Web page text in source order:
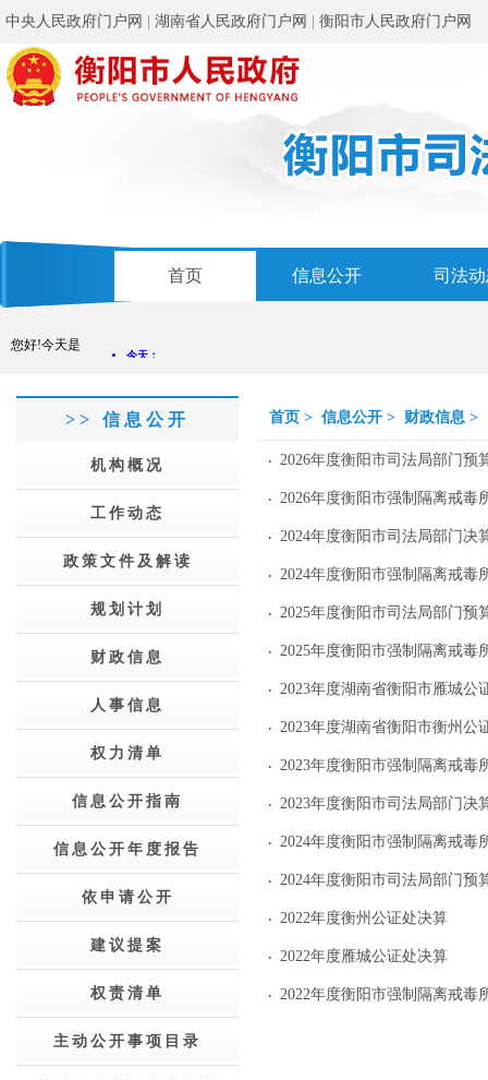
中央人民政府门户网 湖南省人民政府门户网 衡阳市人民政府门户网
首页 信息公开 司法
您好!今天是
>> 信息公开
机构概况
工作动态
政策文件及解读
规划计划
财政信息
人事信息
权力清单
信息公开指南
信息公开年度报告
依申请公开
建议提案
权责清单
主动公开事项目录
首页 > 信息公开 > 财政信息 >
2026年度衡阳市司法局部门预
2026年度衡阳市强制隔离戒毒
2024年度衡阳市司法局部门决
2024年度衡阳市强制隔离戒毒
2025年度衡阳市司法局部门预
2025年度衡阳市强制隔离戒毒
2023年度湖南省衡阳市雁城公
2023年度湖南省衡阳市衡州公
2023年度衡阳市强制隔离戒毒
2023年度衡阳市司法局部门决
2024年度衡阳市强制隔离戒毒
2024年度衡阳市司法局部门预
2022年度衡州公证处决算
2022年度雁城公证处决算
2022年度衡阳市强制隔离戒毒